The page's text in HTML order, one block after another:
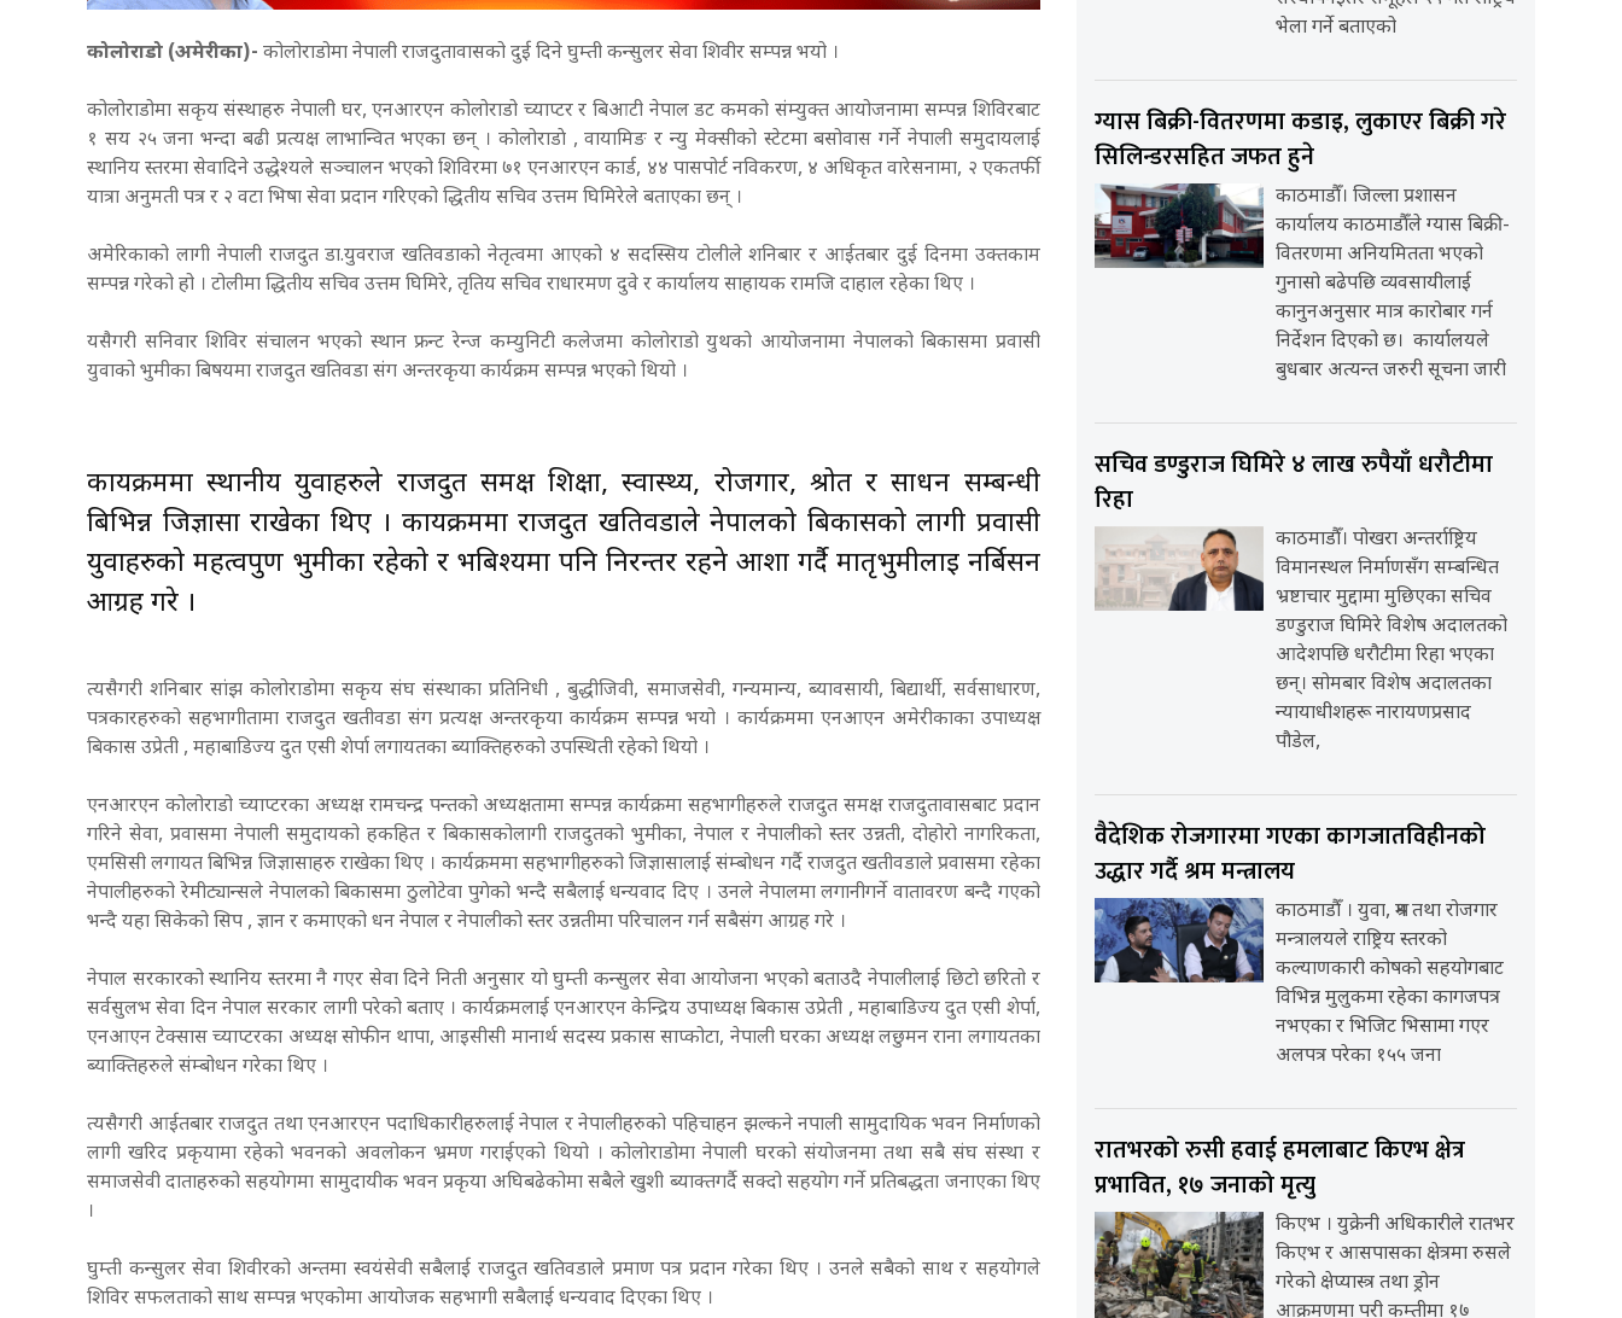
कोलोराडो (अमेरीका)- कोलोराडोमा नेपाली राजदुतावासको दुई दिने घुम्ती कन्सुलर सेवा शिवीर सम्पन्न भयो ।
कोलोराडोमा सकृय संस्थाहरु नेपाली घर, एनआरएन कोलोराडो च्याप्टर र बिआटी नेपाल डट कमको संम्युक्त आयोजनामा सम्पन्न शिविरबाट
१ सय २५ जना भन्दा बढी प्रत्यक्ष लाभान्वित भएका छन् । कोलोराडाे , वायामिङ र न्यु मेक्सीको स्टेटमा बसोवास गर्ने नेपाली समुदायलाई
स्थानिय स्तरमा सेवादिने उद्धेश्यले सञ्चालन भएको शिविरमा ७१ एनआरएन कार्ड, ४४ पासपोर्ट नविकरण, ४ अधिकृत वारेसनामा, २ एकतर्फी
यात्रा अनुमती पत्र र २ वटा भिषा सेवा प्रदान गरिएको द्धितीय सचिव उत्तम घिमिरेले बताएका छन् ।
अमेरिकाको लागी नेपाली राजदुत डा.युवराज खतिवडाको नेतृत्वमा आएको ४ सदस्सिय टोलीले शनिबार र आईतबार दुई दिनमा उक्तकाम
सम्पन्न गरेको हो । टोलीमा द्धितीय सचिव उत्तम घिमिरे, तृतिय सचिव राधारमण दुवे र कार्यालय साहायक रामजि दाहाल रहेका थिए ।
यसैगरी सनिवार शिविर संचालन भएको स्थान फ्रन्ट रेन्ज कम्युनिटी कलेजमा कोलोराडो युथको आयोजनामा नेपालको बिकासमा प्रवासी
युवाको भुमीका बिषयमा राजदुत खतिवडा संग अन्तरकृया कार्यक्रम सम्पन्न भएको थियो ।
कार्यक्रममा स्थानीय युवाहरुले राजदुत समक्ष शिक्षा, स्वास्थ्य, रोजगार, श्रोत र साधन सम्बन्धी
बिभिन्न जिज्ञासा राखेका थिए । कार्यक्रममा राजदुत खतिवडाले नेपालको बिकासको लागी प्रवासी
युवाहरुको महत्वपुर्ण भुमीका रहेको र भबिश्यमा पनि निरन्तर रहने आशा गर्दै मातृभुमीलाई नर्बिसन
आग्रह गरे ।
त्यसैगरी शनिबार सांझ कोलोराडोमा सकृय संघ संस्थाका प्रतिनिधी , बुद्धीजिवी, समाजसेवी, गन्यमान्य, ब्यावसायी, बिद्यार्थी, सर्वसाधारण,
पत्रकारहरुको सहभागीतामा राजदुत खतीवडा संग प्रत्यक्ष अन्तरकृया कार्यक्रम सम्पन्न भयो । कार्यक्रममा एनआएन अमेरीकाका उपाध्यक्ष
बिकास उप्रेती , महाबाडिज्य दुत एसी शेर्पा लगायतका ब्याक्तिहरुको उपस्थिती रहेको थियो ।
एनआरएन कोलोराडो च्याप्टरका अध्यक्ष रामचन्द्र पन्तको अध्यक्षतामा सम्पन्न कार्यक्रमा सहभागीहरुले राजदुत समक्ष राजदुतावासबाट प्रदान
गरिने सेवा, प्रवासमा नेपाली समुदायको हकहित र बिकासकोलागी राजदुतको भुमीका, नेपाल र नेपालीको स्तर उन्नती, दोहोरो नागरिकता,
एमसिसी लगायत बिभिन्न जिज्ञासाहरु राखेका थिए । कार्यक्रममा सहभागीहरुको जिज्ञासालाई संम्बोधन गर्दै राजदुत खतीवडाले प्रवासमा रहेका
नेपालीहरुको रेमीट्यान्सले नेपालको बिकासमा ठुलोटेवा पुगेको भन्दै सबैलाई धन्यवाद दिए । उनले नेपालमा लगानीगर्ने वातावरण बन्दै गएको
भन्दै यहा सिकेको सिप , ज्ञान र कमाएको धन नेपाल र नेपालीको स्तर उन्नतीमा परिचालन गर्न सबैसंग आग्रह गरे ।
नेपाल सरकारको स्थानिय स्तरमा नै गएर सेवा दिने निती अनुसार यो घुम्ती कन्सुलर सेवा आयोजना भएको बताउदै नेपालीलाई छिटो छरितो र
सर्वसुलभ सेवा दिन नेपाल सरकार लागी परेको बताए । कार्यक्रमलाई एनआरएन केन्द्रिय उपाध्यक्ष बिकास उप्रेती , महाबाडिज्य दुत एसी शेर्पा,
एनआएन टेक्सास च्याप्टरका अध्यक्ष सोफीन थापा, आइसीसी मानार्थ सदस्य प्रकास साप्कोटा, नेपाली घरका अध्यक्ष लछुमन राना लगायतका
ब्याक्तिहरुले संम्बोधन गरेका थिए ।
त्यसैगरी आईतबार राजदुत तथा एनआरएन पदाधिकारीहरुलाई नेपाल र नेपालीहरुको पहिचाहन झल्कने नपाली सामुदायिक भवन निर्माणको
लागी खरिद प्रकृयामा रहेको भवनको अवलोकन भ्रमण गराईएको थियो । कोलोराडोमा नेपाली घरको संयोजनमा तथा सबै संघ संस्था र
समाजसेवी दाताहरुको सहयोगमा सामुदायीक भवन प्रकृया अघिबढेकोमा सबैले खुशी ब्याक्तगर्दै सक्दो सहयोग गर्ने प्रतिबद्धता जनाएका थिए
।
घुम्ती कन्सुलर सेवा शिवीरको अन्तमा स्वयंसेवी सबैलाई राजदुत खतिवडाले प्रमाण पत्र प्रदान गरेका थिए । उनले सबैको साथ र सहयोगले
शिविर सफलताको साथ सम्पन्न भएकोमा आयोजक सहभागी सबैलाई धन्यवाद दिएका थिए ।
भेला गर्ने बताएको
ग्यास बिक्री-वितरणमा कडाइ, लुकाएर बिक्री गरे
सिलिन्डरसहित जफत हुने
काठमाडौँ। जिल्ला प्रशासन
कार्यालय काठमाडौँले ग्यास बिक्री-
वितरणमा अनियमितता भएको
गुनासो बढेपछि व्यवसायीलाई
कानुनअनुसार मात्र कारोबार गर्न
निर्देशन दिएको छ। कार्यालयले
बुधबार अत्यन्त जरुरी सूचना जारी
सचिव डण्डुराज घिमिरे ४ लाख रुपैयाँ धरौटीमा
रिहा
काठमाडौँ। पोखरा अन्तर्राष्ट्रिय
विमानस्थल निर्माणसँग सम्बन्धित
भ्रष्टाचार मुद्दामा मुछिएका सचिव
डण्डुराज घिमिरे विशेष अदालतको
आदेशपछि धरौटीमा रिहा भएका
छन्। सोमबार विशेष अदालतका
न्यायाधीशहरू नारायणप्रसाद
पौडेल,
वैदेशिक रोजगारमा गएका कागजातविहीनको
उद्धार गर्दै श्रम मन्त्रालय
काठमाडौँ । युवा, श्रम तथा रोजगार
मन्त्रालयले राष्ट्रिय स्तरको
कल्याणकारी कोषको सहयोगबाट
विभिन्न मुलुकमा रहेका कागजपत्र
नभएका र भिजिट भिसामा गएर
अलपत्र परेका १५५ जना
रातभरको रुसी हवाई हमलाबाट किएभ क्षेत्र
प्रभावित, १७ जनाको मृत्यु
किएभ । युक्रेनी अधिकारीले रातभर
किएभ र आसपासका क्षेत्रमा रुसले
गरेको क्षेप्यास्त्र तथा ड्रोन